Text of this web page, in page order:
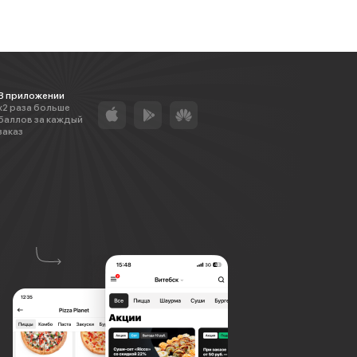
приложении
раза больше
за каждый